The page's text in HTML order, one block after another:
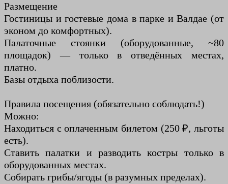
Размещение
Гостиницы и гостевые дома в парке и Валдае (от
эконом до комфортных).
Палаточные стоянки (оборудованные, ~80
площадок) — только в отведённых местах,
платно.
Базы отдыха поблизости.
Правила посещения (обязательно соблюдать!)
Можно:
Находиться с оплаченным билетом (250 ₽, льготы
есть).
Ставить палатки и разводить костры только в
оборудованных местах.
Собирать грибы/ягоды (в разумных пределах).